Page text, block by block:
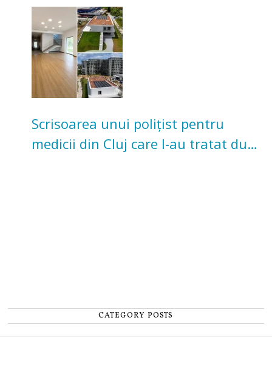
pentru copii
Scrisoarea unui polițist pentru
medicii din Cluj care l-au tratat după
CATEGORY POSTS